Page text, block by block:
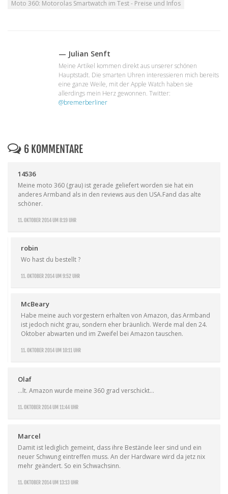
Moto 360: Motorolas Smartwatch im Test - Preise und Infos
— Julian Senft
Meine Artikel kommen direkt aus unserer schönen
Hauptstadt. Die smarten Uhren interessieren mich bereits
eine ganze Weile, mit der Apple Watch haben sie
allerdings mein Herz gewonnen. Twitter:
@bremerberliner
6 KOMMENTARE
14536
11. OKTOBER 2014 UM 8:19 UHR
Meine moto 360 (grau) ist gerade geliefert worden sie hat ein
anderes Armband als in den reviews aus den USA.Fand das alte
schöner.
robin
11. OKTOBER 2014 UM 9:52 UHR
Wo hast du bestellt ?
McBeary
11. OKTOBER 2014 UM 10:11 UHR
Habe meine auch vorgestern erhalten von Amazon, das Armband
ist jedoch nicht grau, sondern eher bräunlich. Werde mal den 24.
Oktober abwarten und im Zweifel bei Amazon tauschen.
Olaf
11. OKTOBER 2014 UM 11:44 UHR
…lt. Amazon wurde meine 360 grad verschickt…
Marcel
11. OKTOBER 2014 UM 13:13 UHR
Damit ist lediglich gemeint, dass ihre Bestände leer sind und ein
neuer Schwung eintreffen muss. An der Hardware wird da jetz nix
mehr geändert. So ein Schwachsinn.